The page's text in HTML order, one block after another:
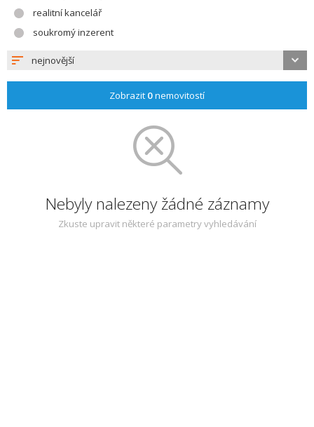
realitní kancelář
soukromý inzerent
nejnovější
Zobrazit 0nemovitostí
Nebyly nalezeny žádné záznamy
Zkuste upravit některé parametry vyhledávání